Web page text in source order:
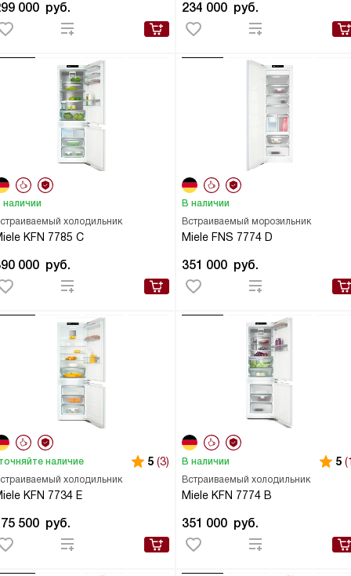
000 руб. 234 000 руб.
холодильник
KFN 7785 C
наличии
000 руб.
Встраиваемый морозильник
Miele FNS 7774 D
В наличии
351 000 руб.
холодильник
KFN 7734 E
наличие 5 (3)
500 руб.
Встраиваемый холодильник
Miele KFN 7774 B
В наличии 5
351 000 руб.